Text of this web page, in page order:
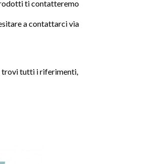
ti contatteremo
a contattarci via
trovi tutti i riferimenti,